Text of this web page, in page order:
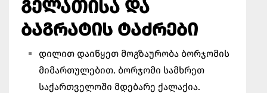
ᲒᲔᲚᲐᲗᲘᲡᲐ ᲓᲐ
ᲑᲐᲒᲠᲐᲢᲘᲡ ᲢᲐᲫᲠᲔᲑᲘ
დილით დაიწყეთ მოგზაურობა ბორჯომის
მიმართულებით. ბორჯომი სამხრეთ
საქართველოში მდებარე ქალაქია.